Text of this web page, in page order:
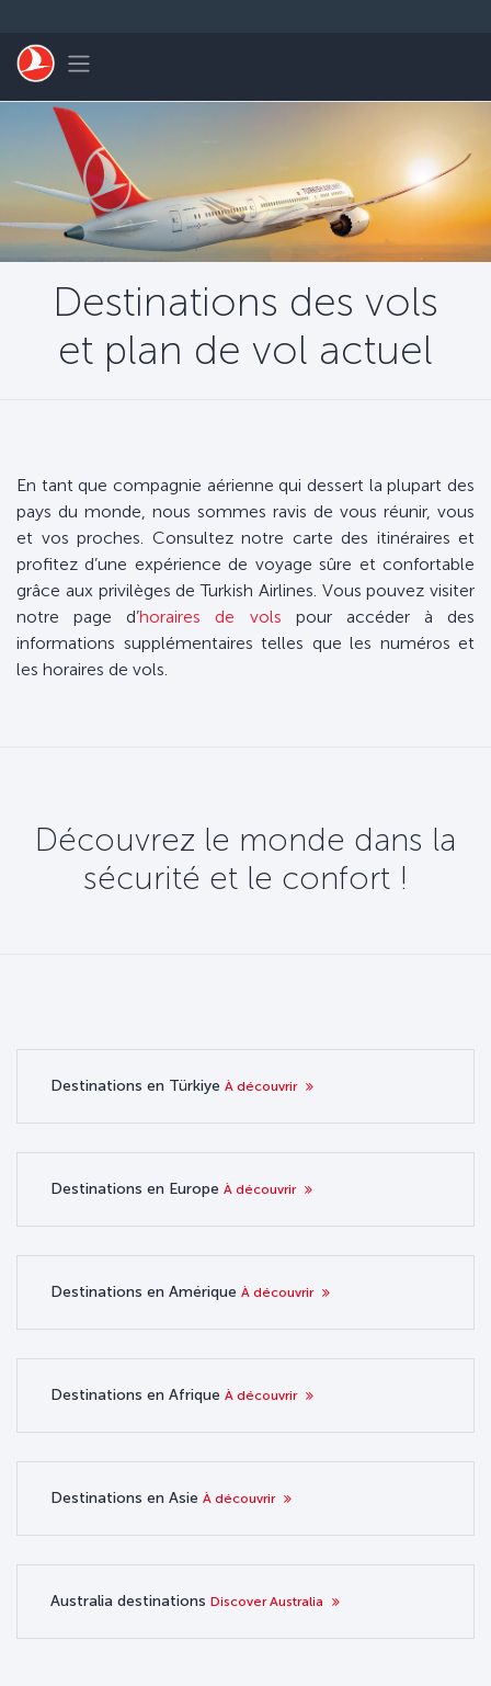
Toggle navigation
Destinations des vols
et plan de vol actuel
En tant que compagnie aérienne qui dessert la plupart des
pays du monde, nous sommes ravis de vous réunir, vous
et vos proches. Consultez notre carte des itinéraires et
profitez d’une expérience de voyage sûre et confortable
grâce aux privilèges de Turkish Airlines. Vous pouvez visiter
notre page d’horaires de vols pour accéder à des
informations supplémentaires telles que les numéros et
les horaires de vols.
Découvrez le monde dans la
sécurité et le confort !
Destinations en Türkiye À découvrir
Destinations en Europe À découvrir
Destinations en Amérique À découvrir
Destinations en Afrique À découvrir
Destinations en Asie À découvrir
Australia destinations Discover Australia